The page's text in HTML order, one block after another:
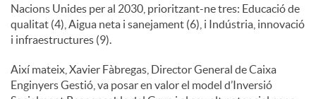
u
t
Nacions Unides per al 2030, prioritzant-ne tres: Educació de
qualitat (4), Aigua neta i sanejament (6), i Indústria, innovació
i infraestructures (9).
Així mateix, Xavier Fàbregas, Director General de Caixa
Enginyers Gestió, va posar en valor el model d’Inversió